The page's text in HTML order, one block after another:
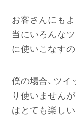
お客さんにも
当にいろんな
に使いこなす
僕の場合、ツ
り使いません
はとても楽しい